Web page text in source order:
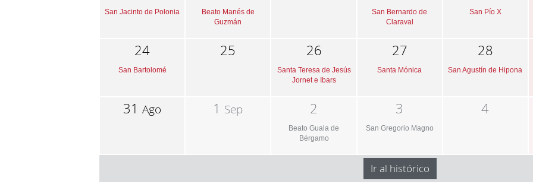
San Jacinto de Polonia
Beato Manés de
Guzmán
San Bernardo de
Claraval
San Pío X
24
San Bartolomé
25 26
Santa Teresa de Jesús
Jornet e Ibars
27
Santa Mónica
28
San Agustín de Hipona
31Ago 1 Sep 2
Beato Guala de
Bérgamo
3
San Gregorio Magno
4
Ir al histórico